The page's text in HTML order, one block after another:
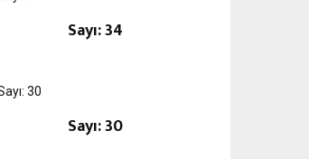
Sayı: 34
Sayı: 30